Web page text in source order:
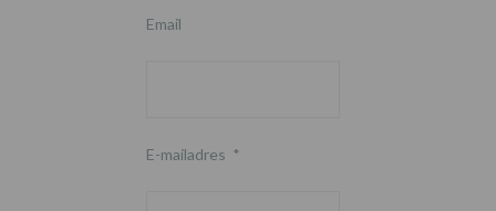
Email
E-mailadres *